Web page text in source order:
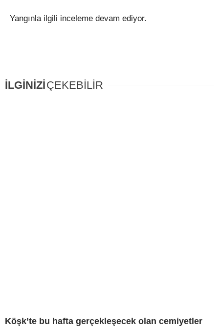
Yangınla ilgili inceleme devam ediyor.
İLGİNİZİÇEKEBİLİR
Köşk’te bu hafta gerçekleşecek olan cemiyetler